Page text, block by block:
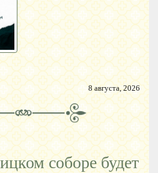
8 августа, 2026
соборе будет